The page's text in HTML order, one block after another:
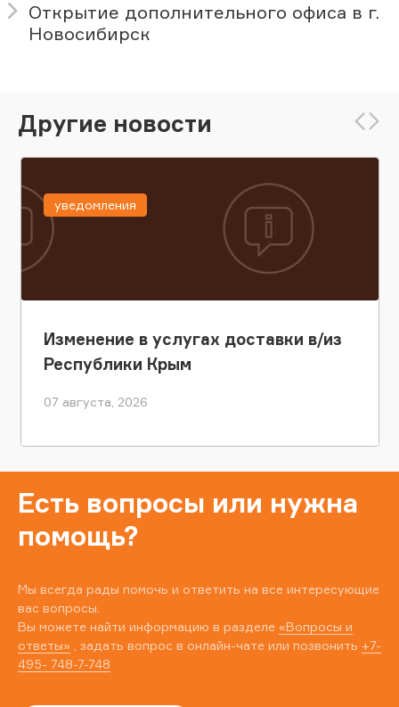
Открытие дополнительного офиса в г.
Новосибирск
Другие новости
Изменение в услугах доставки в/из
Республики Крым
07 августа, 2026
уведомления
Есть вопросы или нужна
помощь?
Мы всегда рады помочь и ответить на все интересующие
вас вопросы.
Вы можете найти информацию в разделе «Вопросы и
ответы» , задать вопрос в онлайн-чате или позвонить +7-
495- 748-7-748